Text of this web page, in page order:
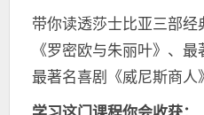
带你读透莎士比亚三部
《罗密欧与朱丽叶》、
最著名喜剧《威尼斯商人